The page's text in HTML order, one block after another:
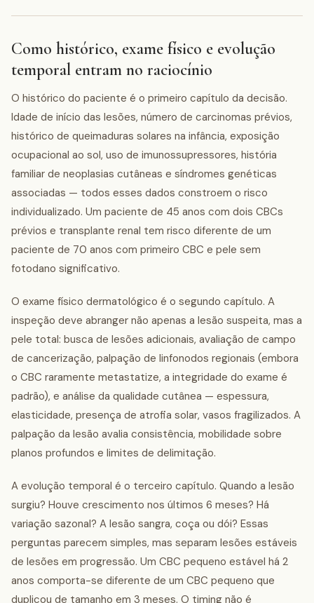
Como histórico, exame físico e evolução
temporal entram no raciocínio
O histórico do paciente é o primeiro capítulo da decisão.
Idade de início das lesões, número de carcinomas prévios,
histórico de queimaduras solares na infância, exposição
ocupacional ao sol, uso de imunossupressores, história
familiar de neoplasias cutâneas e síndromes genéticas
associadas — todos esses dados constroem o risco
individualizado. Um paciente de 45 anos com dois CBCs
prévios e transplante renal tem risco diferente de um
paciente de 70 anos com primeiro CBC e pele sem
fotodano significativo.
O exame físico dermatológico é o segundo capítulo. A
inspeção deve abranger não apenas a lesão suspeita, mas a
pele total: busca de lesões adicionais, avaliação de campo
de cancerização, palpação de linfonodos regionais (embora
o CBC raramente metastatize, a integridade do exame é
padrão), e análise da qualidade cutânea — espessura,
elasticidade, presença de atrofia solar, vasos fragilizados. A
palpação da lesão avalia consistência, mobilidade sobre
planos profundos e limites de delimitação.
A evolução temporal é o terceiro capítulo. Quando a lesão
surgiu? Houve crescimento nos últimos 6 meses? Há
variação sazonal? A lesão sangra, coça ou dói? Essas
perguntas parecem simples, mas separam lesões estáveis
de lesões em progressão. Um CBC pequeno estável há 2
anos comporta-se diferente de um CBC pequeno que
duplicou de tamanho em 3 meses. O timing não é